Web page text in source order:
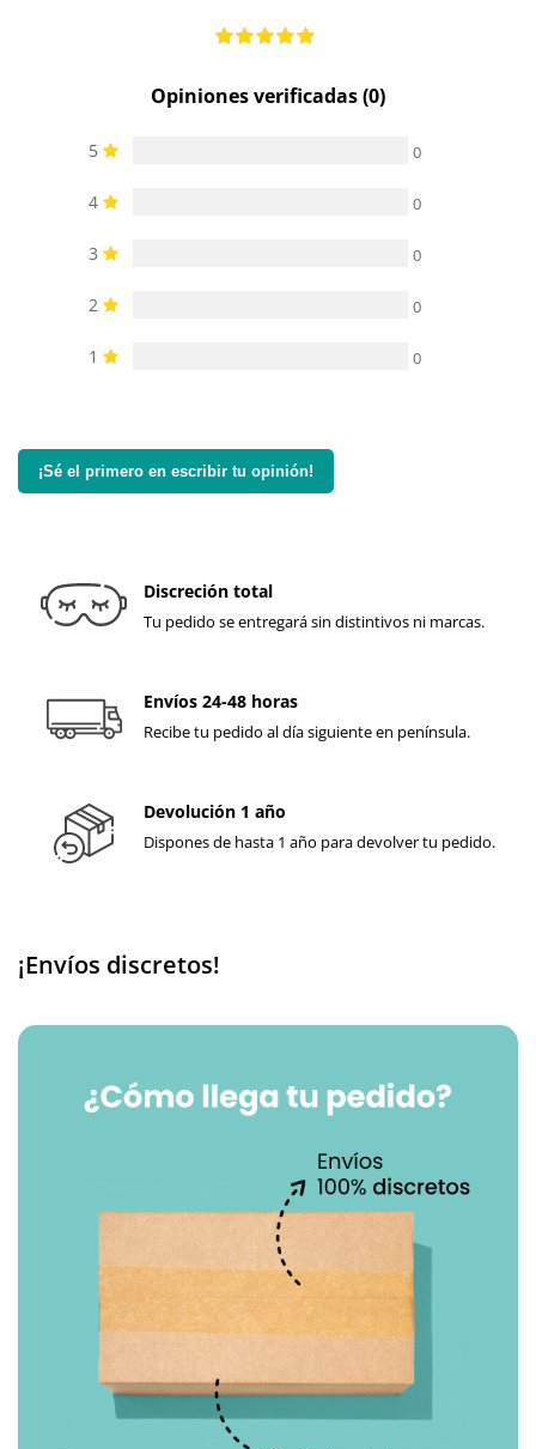
Opiniones verificadas (0)
5 0
4 0
3 0
2 0
1 0
¡Sé el primero en escribir tu opinión!
Discreción total
Tu pedido se entregará sin distintivos ni marcas.
Envíos 24-48 horas
Recibe tu pedido al día siguiente en península.
Devolución 1 año
Dispones de hasta 1 año para devolver tu pedido.
¡Envíos discretos!